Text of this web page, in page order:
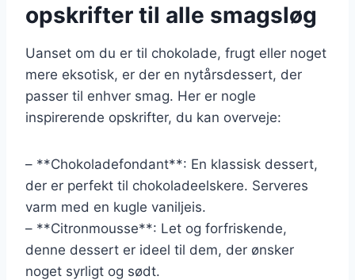
opskrifter til alle smagsløg
Uanset om du er til chokolade, frugt eller noget
mere eksotisk, er der en nytårsdessert, der
passer til enhver smag. Her er nogle
inspirerende opskrifter, du kan overveje:
– **Chokoladefondant**: En klassisk dessert,
der er perfekt til chokoladeelskere. Serveres
varm med en kugle vaniljeis.
– **Citronmousse**: Let og forfriskende,
denne dessert er ideel til dem, der ønsker
noget syrligt og sødt.